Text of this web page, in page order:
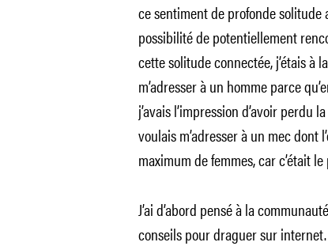
ce sentiment de profonde
possibilité de potentiellement
cette solitude connectée, j’étais à
m’adresser à un homme parce
j’avais l’impression d’avoir perdu
voulais m’adresser à un mec dont
maximum de femmes, car c’était
J’ai d’abord pensé à la
conseils pour draguer sur